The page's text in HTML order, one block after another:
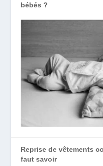
bébés ?
Reprise de vêtements
faut savoir